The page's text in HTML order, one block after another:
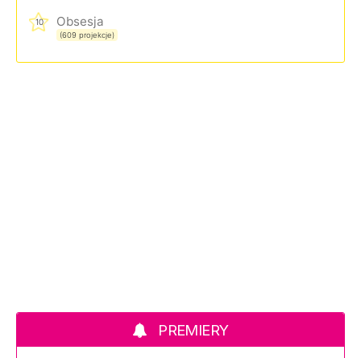
10 Obsesja
(609 projekcje)
PREMIERY